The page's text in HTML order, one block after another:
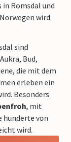
in Romsdal und
wird
sind
Bud,
die mit dem
erleben ein
Besonders
, mit
hunderte von
wird.